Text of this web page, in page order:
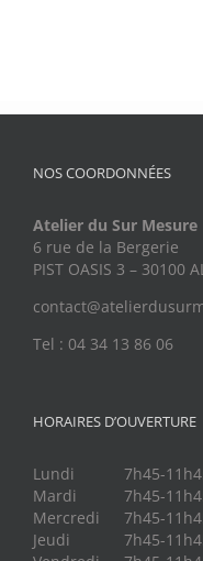
NOS COORDONNÉES
Atelier du Sur Mesure
6 rue de la Bergerie
PIST OASIS 3 – 30100
Tel : 04 34 13 86 06
HORAIRES D’OUVERTURE
Lundi 7h45-
Mardi
7h45-
Mercredi
7h45-
Jeudi
7h45-